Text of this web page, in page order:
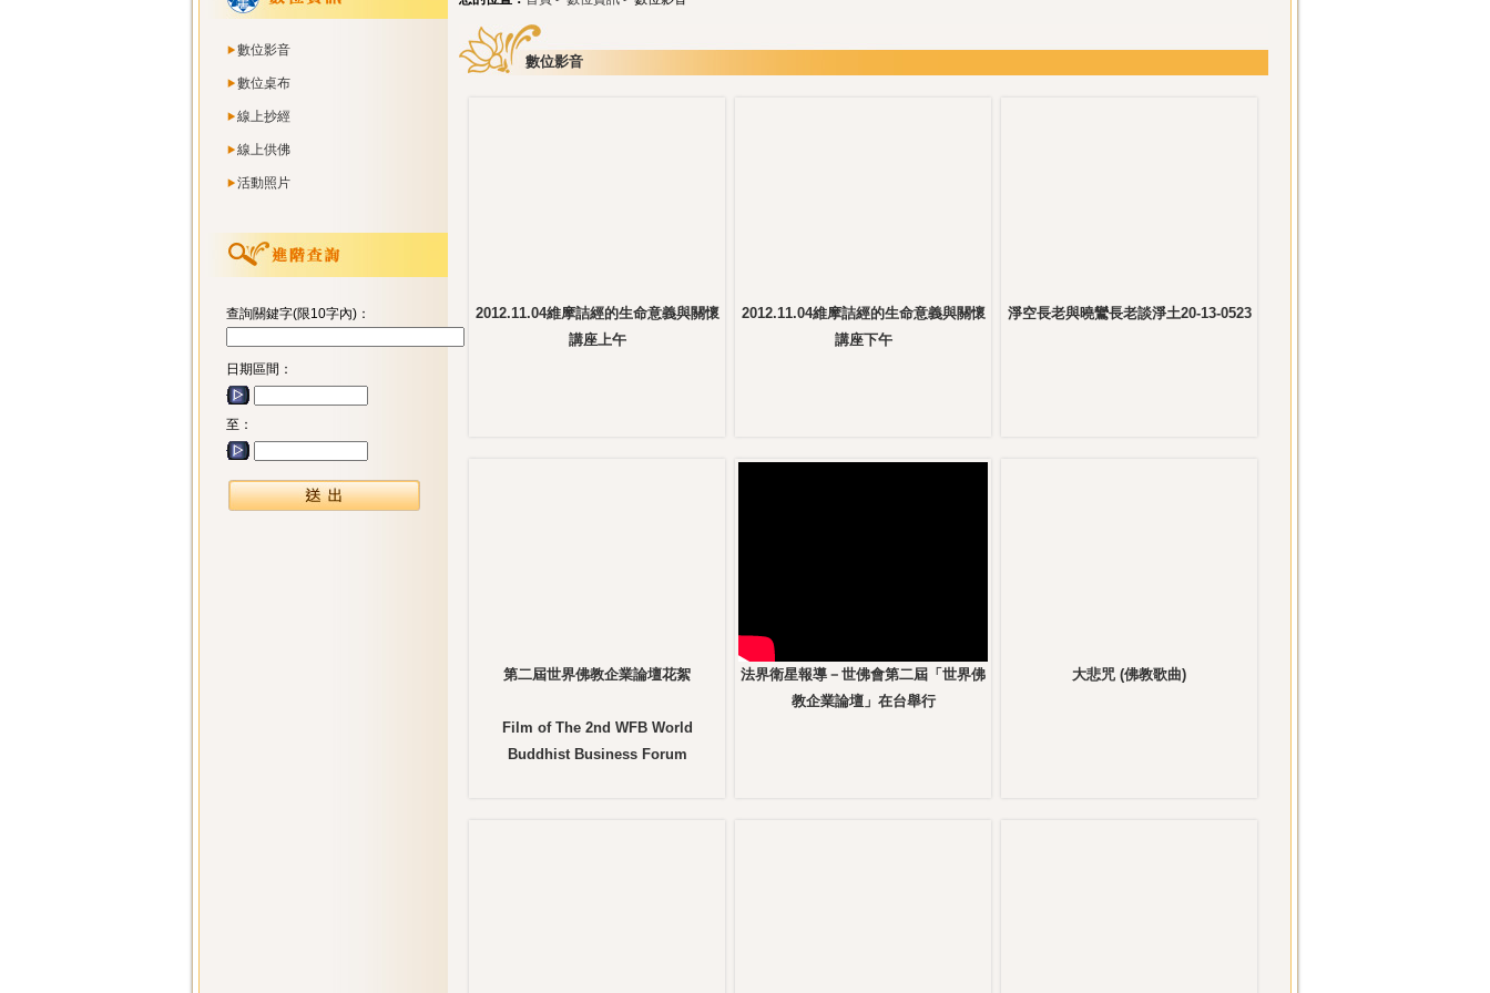
數位影音
數位桌布
線上抄經
線上供佛
活動照片
查詢關鍵字(限10字內)：
日期區間：
至：
數位影音
2012.11.04維摩詰經的生命意義與關懷
講座上午
2012.11.04維摩詰經的生命意義與關懷
講座下午
淨空長老與曉鸞長老談淨土20-13-0523
第二屆世界佛教企業論壇花絮
Film of The 2nd WFB World
Buddhist Business Forum
法界衛星報導－世佛會第二屆「世界佛​
教企業論壇」在台舉行
大悲咒 (佛教歌曲)